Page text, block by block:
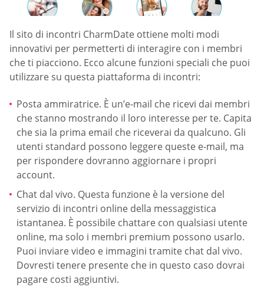
Il sito di incontri CharmDate ottiene molti modi
innovativi per permetterti di interagire con i membri
che ti piacciono. Ecco alcune funzioni speciali che puoi
utilizzare su questa piattaforma di incontri:
Posta ammiratrice. È un’e-mail che ricevi dai membri
che stanno mostrando il loro interesse per te. Capita
che sia la prima email che riceverai da qualcuno. Gli
utenti standard possono leggere queste e-mail, ma
per rispondere dovranno aggiornare i propri
account.
Chat dal vivo. Questa funzione è la versione del
servizio di incontri online della messaggistica
istantanea. È possibile chattare con qualsiasi utente
online, ma solo i membri premium possono usarlo.
Puoi inviare video e immagini tramite chat dal vivo.
Dovresti tenere presente che in questo caso dovrai
pagare costi aggiuntivi.